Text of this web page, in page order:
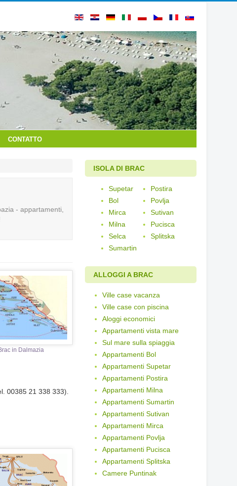
CONTATTO
- appartamenti,
in Dalmazia
00385 21 338 333).
ISOLA DI BRAC
Supetar
Postira
Bol
Povlja
Mirca
Sutivan
Milna
Pucisca
Selca
Splitska
Sumartin
ALLOGGI A BRAC
Ville case vacanza
Ville case con piscina
Aloggi economici
Appartamenti vista mare
Sul mare sulla spiaggia
Appartamenti Bol
Appartamenti Supetar
Appartamenti Postira
Appartamenti Milna
Appartamenti Sumartin
Appartamenti Sutivan
Appartamenti Mirca
Appartamenti Povlja
Appartamenti Pucisca
Appartamenti Splitska
Camere Puntinak